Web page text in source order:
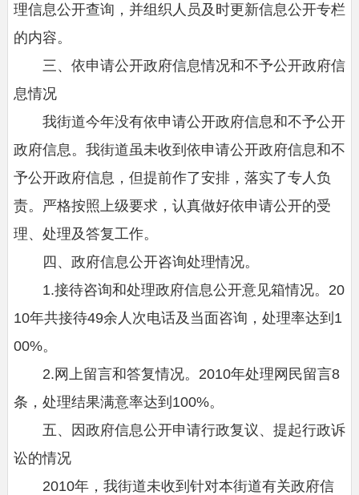
理信息公开查询，并组织人员及时更新信息公开专栏
的内容。
三、依申请公开政府信息情况和不予公开政府信
息情况
我街道今年没有依申请公开政府信息和不予公开
政府信息。我街道虽未收到依申请公开政府信息和不
予公开政府信息，但提前作了安排，落实了专人负
责。严格按照上级要求，认真做好依申请公开的受
理、处理及答复工作。
四、政府信息公开咨询处理情况。
1.接待咨询和处理政府信息公开意见箱情况。20
10年共接待49余人次电话及当面咨询，处理率达到1
00%。
2.网上留言和答复情况。2010年处理网民留言8
条，处理结果满意率达到100%。
五、因政府信息公开申请行政复议、提起行政诉
讼的情况
2010年，我街道未收到针对本街道有关政府信